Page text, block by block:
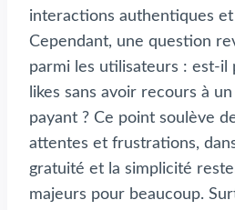
interactions authentiques et
Cependant, une question
parmi les utilisateurs : est-il
likes sans avoir recours à
payant ? Ce point soulève
attentes et frustrations,
gratuité et la simplicité
majeurs pour beaucoup.